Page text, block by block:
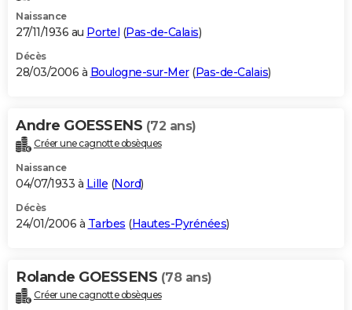
Naissance
27/11/1936 au Portel (Pas-de-Calais)
Décès
28/03/2006 à Boulogne-sur-Mer(Pas-de-Calais)
Andre GOESSENS (72 ans)
Créer une cagnotte obsèques
Naissance
04/07/1933 à Lille (Nord)
Décès
24/01/2006 à Tarbes (Hautes-Pyrénées)
Rolande GOESSENS (78 ans)
Créer une cagnotte obsèques